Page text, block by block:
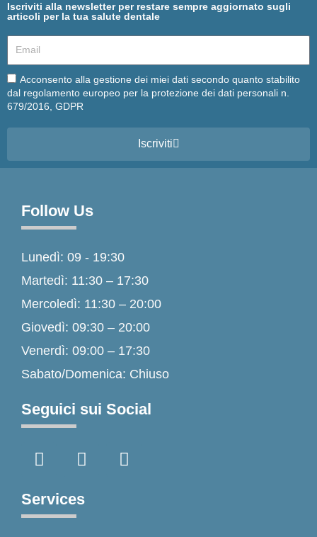
Iscriviti alla newsletter per restare sempre aggiornato sugli
articoli per la tua salute dentale
Email
Email
Acconsento alla gestione dei miei dati secondo quanto stabilito
dal regolamento europeo per la protezione dei dati personali n.
679/2016, GDPR
Iscriviti
Follow Us
Lunedì: 09 - 19:30
Martedì: 11:30 – 17:30
Mercoledì: 11:30 – 20:00
Giovedì: 09:30 – 20:00
Venerdì: 09:00 – 17:30
Sabato/Domenica: Chiuso
Seguici sui Social
a
e
b
n
t
i
Services